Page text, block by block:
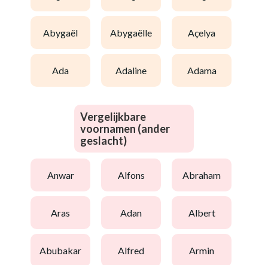
abygaël abygaëlle açelya
ada adaline adama
Vergelijkbare
voornamen (ander
geslacht)
anwar alfons abraham
aras adan albert
abubakar alfred armin